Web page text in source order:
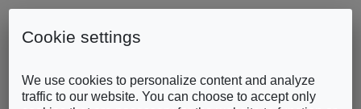
Skip to content
FacebookInstagramYouTube
Cookie settings
We use cookies to personalize content and analyze
traffic to our website. You can choose to accept only